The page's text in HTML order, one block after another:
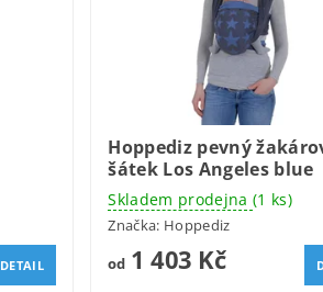
DETAIL
Hoppediz pevný
šátek Los Angeles blue
Skladem prodejna (1 ks)
Značka: Hoppediz
od1 403 Kč